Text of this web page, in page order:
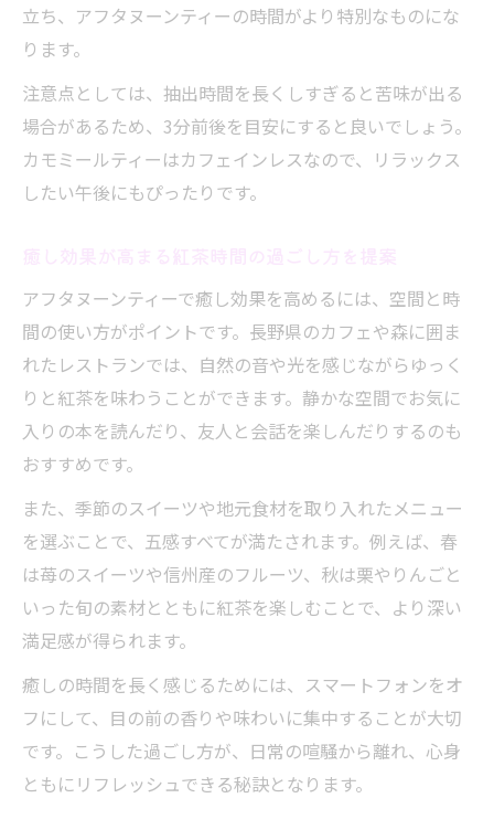
立ち、アフタヌーンティーの時間がより特別なものにな
ります。
注意点としては、抽出時間を長くしすぎると苦味が出る
場合があるため、3分前後を目安にすると良いでしょう。
カモミールティーはカフェインレスなので、リラックス
したい午後にもぴったりです。
アフタヌーンティーで癒し効果を高めるには、空間と時
間の使い方がポイントです。長野県のカフェや森に囲ま
れたレストランでは、自然の音や光を感じながらゆっく
りと紅茶を味わうことができます。静かな空間でお気に
入りの本を読んだり、友人と会話を楽しんだりするのも
おすすめです。
また、季節のスイーツや地元食材を取り入れたメニュー
を選ぶことで、五感すべてが満たされます。例えば、春
は苺のスイーツや信州産のフルーツ、秋は栗やりんごと
いった旬の素材とともに紅茶を楽しむことで、より深い
満足感が得られます。
癒しの時間を長く感じるためには、スマートフォンをオ
フにして、目の前の香りや味わいに集中することが大切
です。こうした過ごし方が、日常の喧騒から離れ、心身
ともにリフレッシュできる秘訣となります。